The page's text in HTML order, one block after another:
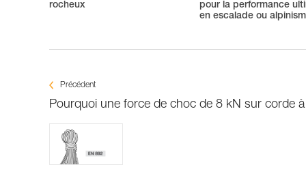
rocheux
pour la performance
en escalade ou
Précédent
Pourquoi une force de choc de 8 kN sur corde